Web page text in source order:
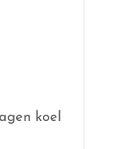
koel